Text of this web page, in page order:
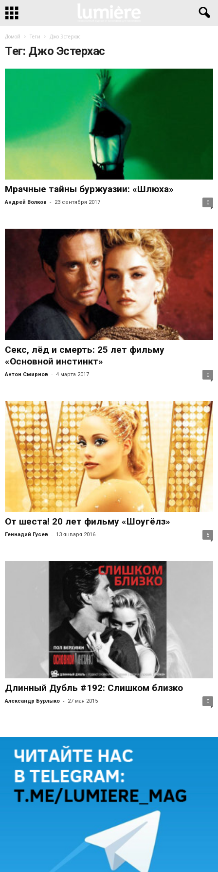
Домой Теги Джо Эстерхас
Тег: Джо Эстерхас
Мрачные тайны буржуазии: «Шлюха»
Андрей Волков - 23 сентября 2017 0
Секс, лёд и смерть: 25 лет фильму
«Основной инстинкт»
Антон Смирнов - 4 марта 2017 0
От шеста! 20 лет фильму «Шоугёлз»
Геннадий Гусев - 13 января 2016 5
Длинный Дубль #192: Слишком близко
Александр Бурлыко - 27 мая 2015 0